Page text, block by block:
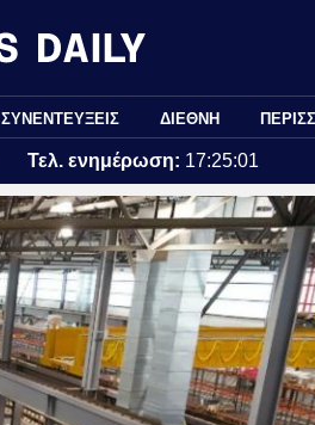
ΣΥΝΕΝΤΕΥΞΕΙΣ ΔΙΕΘΝΗ
Τελ. ενημέρωση: 17:25:01